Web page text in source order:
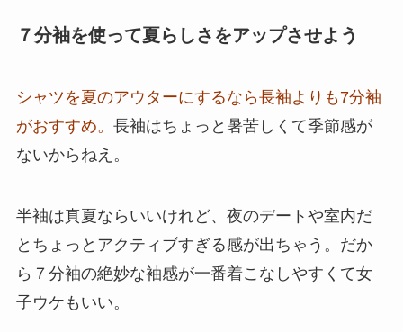
７分袖を使って夏らしさをアップさせよう
シャツを夏のアウターにするなら長袖よりも7分袖
がおすすめ。 長袖はちょっと暑苦しくて季節感が
ないからねえ。
半袖は真夏ならいいけれど、夜のデートや室内だ
とちょっとアクティブすぎる感が出ちゃう。だか
ら７分袖の絶妙な袖感が一番着こなしやすくて女
子ウケもいい。